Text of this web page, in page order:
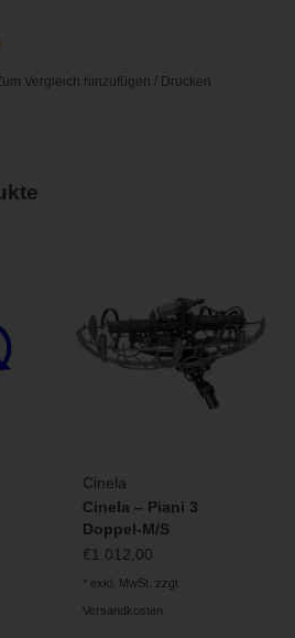
Vergleich hinzufügen / Drucken
Cinela
Cinela – Piani 3
Doppel-M/S
Windschutz-System
€1.012,00
* exkl. MwSt. zzgl.
Versandkosten